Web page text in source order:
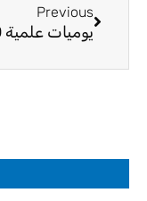
Previous